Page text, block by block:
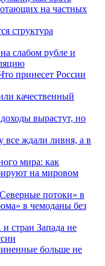
на частных
структура
слабом рубле и
принесет России
качественный
вырастут, но
все ждали ливня, а в
мира: как
на мировом
потоки» в
в чемоданы без
стран Запада не
больше не